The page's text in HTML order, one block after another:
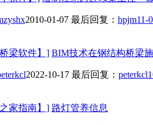
2010-01-07 最后回复： bpjm11-
梁软件】] BIM技术在钢结构桥梁
2022-10-17 最后回复： peterkcl
家指南】] 路灯管养信息